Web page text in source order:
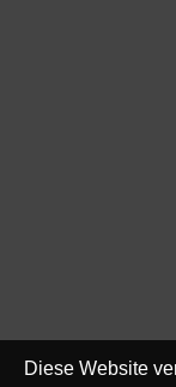
Diese Website